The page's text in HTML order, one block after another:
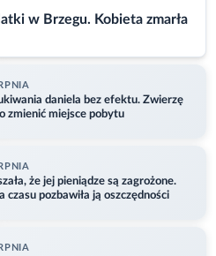
w Brzegu. Kobieta zmarła
daniela bez efektu. Zwierzę
zmienić miejsce pobytu
że jej pieniądze są zagrożone.
czasu pozbawiła ją oszczędności